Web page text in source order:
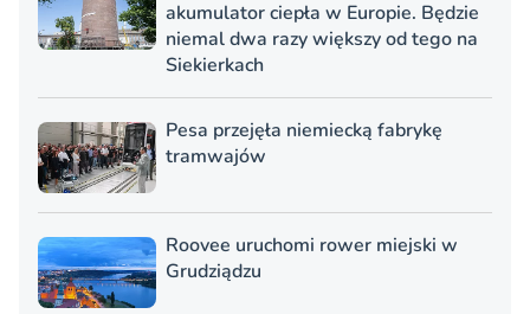
akumulator ciepła w Europie. Będzie
niemal dwa razy większy od tego na
Siekierkach
Pesa przejęła niemiecką fabrykę
tramwajów
Roovee uruchomi rower miejski w
Grudziądzu